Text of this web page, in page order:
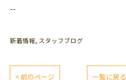
--
新着情報 スタッフブログ
< 前のページ 一覧に戻る